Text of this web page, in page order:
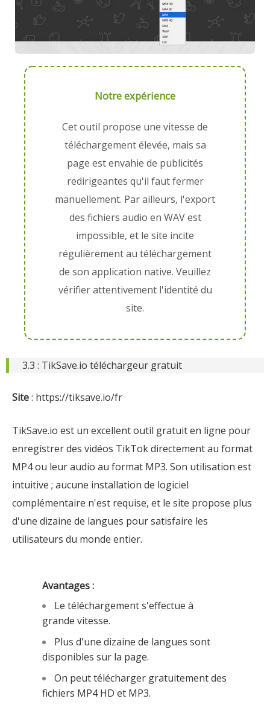
Notre expérience
Cet outil propose une vitesse de
téléchargement élevée, mais sa
page est envahie de publicités
redirigeantes qu'il faut fermer
manuellement. Par ailleurs, l'export
des fichiers audio en WAV est
impossible, et le site incite
régulièrement au téléchargement
de son application native. Veuillez
vérifier attentivement l'identité du
site.
3.3 : TikSave.io téléchargeur gratuit
Site: https://tiksave.io/fr
TikSave.io est un excellent outil gratuit en ligne pour
enregistrer des vidéos TikTok directement au format
MP4 ou leur audio au format MP3. Son utilisation est
intuitive ; aucune installation de logiciel
complémentaire n'est requise, et le site propose plus
d'une dizaine de langues pour satisfaire les
utilisateurs du monde entier.
Avantages :
Le téléchargement s'effectue à
grande vitesse.
Plus d'une dizaine de langues sont
disponibles sur la page.
On peut télécharger gratuitement des
fichiers MP4 HD et MP3.